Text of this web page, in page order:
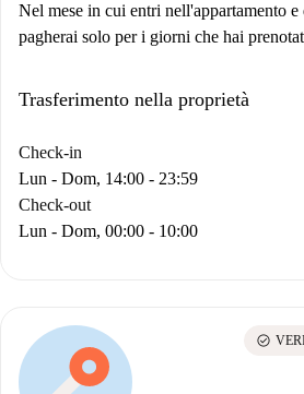
Nel mese in cui entri nell'appartamento
pagherai solo per i giorni che hai
Trasferimento nella proprietà
Check-in
Lun - Dom, 14:00 - 23:59
Check-out
Lun - Dom, 00:00 - 10:00
check_circle